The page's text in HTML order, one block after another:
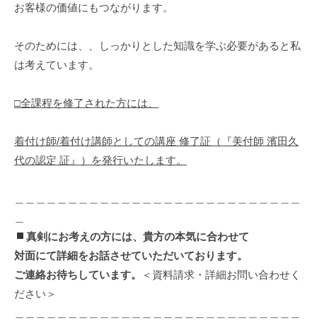
お客様の価値にもつながります。
そのためには、、しっかりとした知識を学ぶ必要があると私
は考えています。
□全課程を修了された方には、
着付け師/着付け講師としての講座 修了証（『美付師 濱田久
代の認定 証』）を発行いたします。
真剣にお考えの方には、貴方の本気に合わせて
対面にて詳細をお話させていただいております。
ご連絡お待ちしています。
＜資料請求・詳細お問い合わせく
ださい＞